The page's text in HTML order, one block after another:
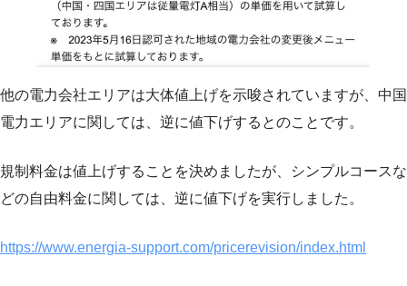
他の電力会社エリアは大体値上げを示唆されていますが、中国
電力エリアに関しては、逆に値下げするとのことです。
規制料金は値上げすることを決めましたが、シンプルコースな
どの自由料金に関しては、逆に値下げを実行しました。
https://www.energia-support.com/pricerevision/index.html